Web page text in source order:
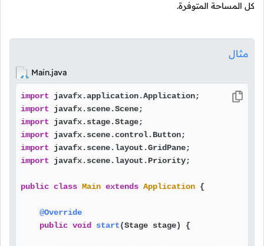
كل المساحة المتوفرة.
مثال
Main.java
import
import
import
import
import
import javafx.scene.layout.Priority;
public class Main extends Application {
@Override
public void start(Stage stage) {